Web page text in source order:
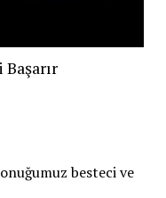
besteci ve